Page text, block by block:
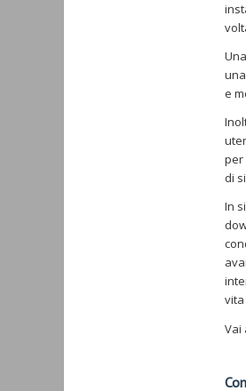
e
per
di
In
Vai